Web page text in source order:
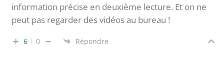
information précise en deuxième lecture. Et on ne
peut pas regarder des vidéos au bureau !
6 0 Répondre